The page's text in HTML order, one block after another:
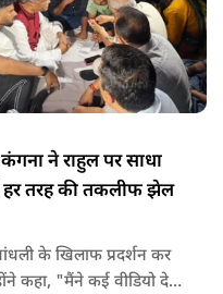
ने राहुल पर साधा
हर तरह की तकलीफ झेल
के खिलाफ प्रदर्शन कर
कहा, "मैंने कई वीडियो देखे